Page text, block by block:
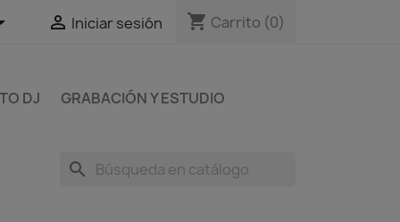
 Iniciar sesión shopping_cart Carrito (0)
DJ
GRABACIÓN Y ESTUDIO
search